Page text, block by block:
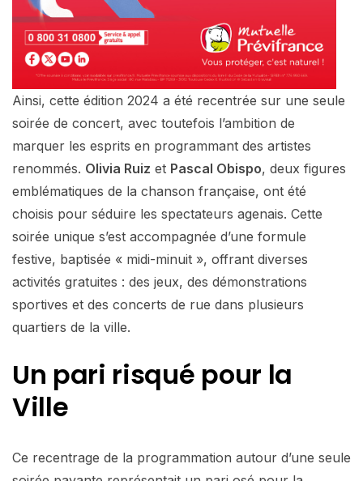
Ainsi, cette édition 2024 a été recentrée sur une seule
soirée de concert, avec toutefois l’ambition de
marquer les esprits en programmant des artistes
renommés. Olivia Ruiz et Pascal Obispo, deux figures
emblématiques de la chanson française, ont été
choisis pour séduire les spectateurs agenais. Cette
soirée unique s’est accompagnée d’une formule
festive, baptisée « midi-minuit », offrant diverses
activités gratuites : des jeux, des démonstrations
sportives et des concerts de rue dans plusieurs
quartiers de la ville.
Un pari risqué pour la
Ville
Ce recentrage de la programmation autour d’une seule